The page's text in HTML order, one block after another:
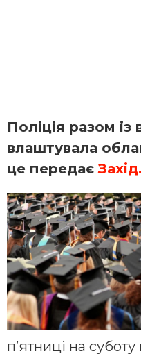
Поліція разом із
влаштувала
це передає
п’ятниці на суботу